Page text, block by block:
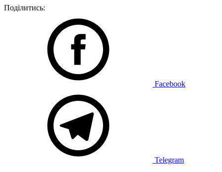
Поділитись:
Facebook
Telegram